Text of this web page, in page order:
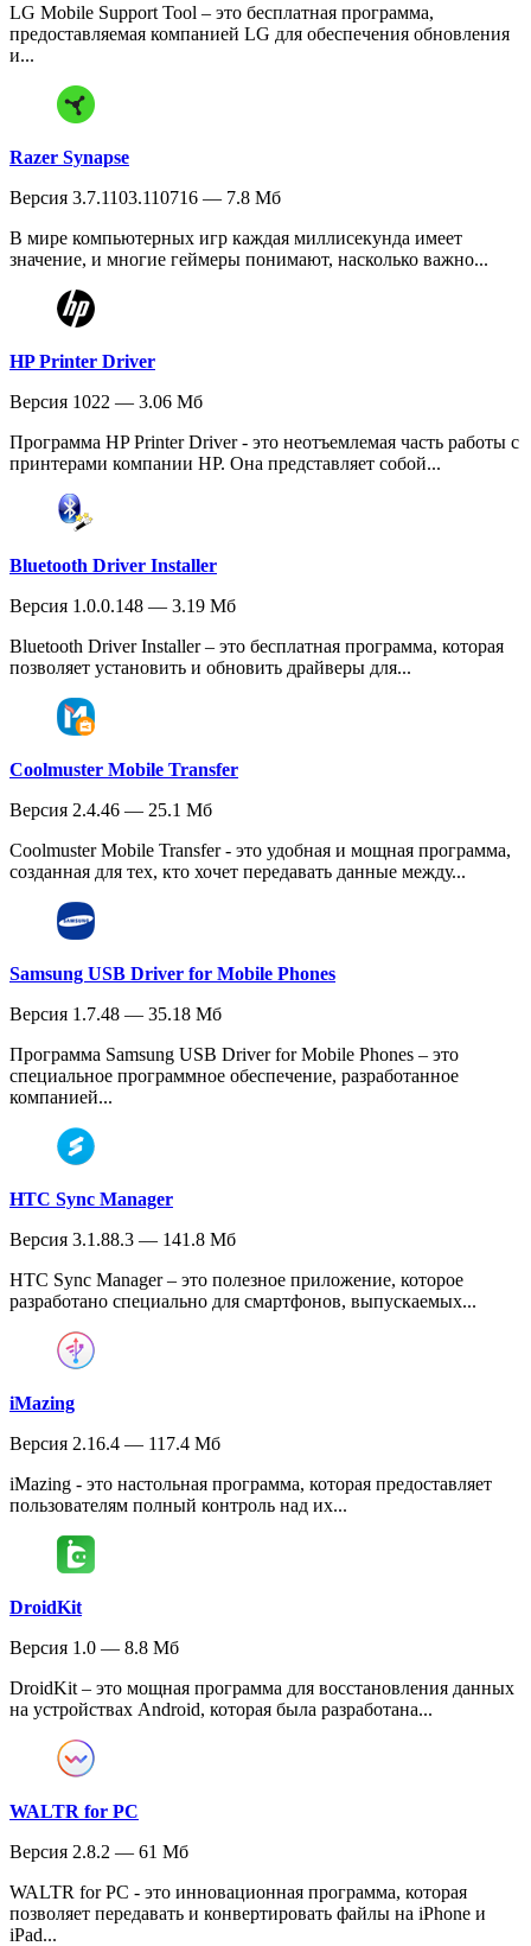
LG Mobile Support Tool – это бесплатная программа,
предоставляемая компанией LG для обеспечения обновления
и...
Razer Synapse
Версия 3.7.1103.110716 — 7.8 Мб
В мире компьютерных игр каждая миллисекунда имеет
значение, и многие геймеры понимают, насколько важно...
HP Printer Driver
Версия 1022 — 3.06 Мб
Программа HP Printer Driver - это неотъемлемая часть работы с
принтерами компании HP. Она представляет собой...
Bluetooth Driver Installer
Версия 1.0.0.148 — 3.19 Мб
Bluetooth Driver Installer – это бесплатная программа, которая
позволяет установить и обновить драйверы для...
Coolmuster Mobile Transfer
Версия 2.4.46 — 25.1 Мб
Coolmuster Mobile Transfer - это удобная и мощная программа,
созданная для тех, кто хочет передавать данные между...
Samsung USB Driver for Mobile Phones
Версия 1.7.48 — 35.18 Мб
Программа Samsung USB Driver for Mobile Phones – это
специальное программное обеспечение, разработанное
компанией...
HTC Sync Manager
Версия 3.1.88.3 — 141.8 Мб
HTC Sync Manager – это полезное приложение, которое
разработано специально для смартфонов, выпускаемых...
iMazing
Версия 2.16.4 — 117.4 Мб
iMazing - это настольная программа, которая предоставляет
пользователям полный контроль над их...
DroidKit
Версия 1.0 — 8.8 Мб
DroidKit – это мощная программа для восстановления данных
на устройствах Android, которая была разработана...
WALTR for PC
Версия 2.8.2 — 61 Мб
WALTR for PC - это инновационная программа, которая
позволяет передавать и конвертировать файлы на iPhone и
iPad...